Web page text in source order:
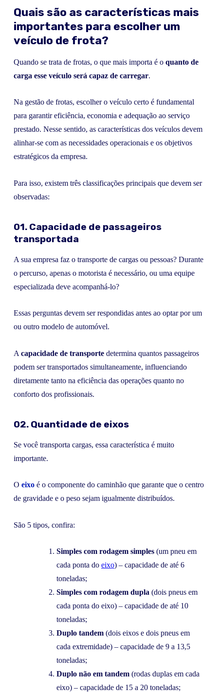
Quais são as características mais
importantes para escolher um
veículo de frota?
Quando se trata de frotas, o que mais importa é o quanto de
carga esse veículo será capaz de carregar.
Na gestão de frotas, escolher o veículo certo é fundamental
para garantir eficiência, economia e adequação ao serviço
prestado. Nesse sentido, as características dos veículos devem
alinhar-se com as necessidades operacionais e os objetivos
estratégicos da empresa.
Para isso, existem três classificações principais que devem ser
observadas:
01. Capacidade de passageiros
transportada
A sua empresa faz o transporte de cargas ou pessoas? Durante
o percurso, apenas o motorista é necessário, ou uma equipe
especializada deve acompanhá-lo?
Essas perguntas devem ser respondidas antes ao optar por um
ou outro modelo de automóvel.
A capacidade de transporte determina quantos passageiros
podem ser transportados simultaneamente, influenciando
diretamente tanto na eficiência das operações quanto no
conforto dos profissionais.
02. Quantidade de eixos
Se você transporta cargas, essa característica é muito
importante.
O eixo é o componente do caminhão que garante que o centro
de gravidade e o peso sejam igualmente distribuídos.
São 5 tipos, confira:
Simples com rodagem simples (um pneu em
cada ponta do eixo) – capacidade de até 6
toneladas;
Simples com rodagem dupla (dois pneus em
cada ponta do eixo) – capacidade de até 10
toneladas;
Duplo tandem (dois eixos e dois pneus em
cada extremidade) – capacidade de 9 a 13,5
toneladas;
Duplo não em tandem (rodas duplas em cada
eixo) – capacidade de 15 a 20 toneladas;